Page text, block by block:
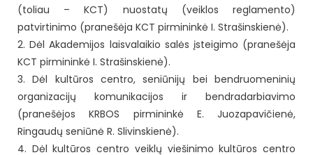
(toliau – KCT) nuostatų (veiklos reglamento)
patvirtinimo (pranešėja KCT pirmininkė I. Strašinskienė).
2. Dėl Akademijos laisvalaikio salės įsteigimo (pranešėja
KCT pirmininkė I. Strašinskienė).
3. Dėl kultūros centro, seniūnijų bei bendruomeninių
organizacijų komunikacijos ir bendradarbiavimo
(pranešėjos KRBOS pirmininkė E. Juozapavičienė,
Ringaudų seniūnė R. Slivinskienė).
4. Dėl kultūros centro veiklų viešinimo kultūros centro